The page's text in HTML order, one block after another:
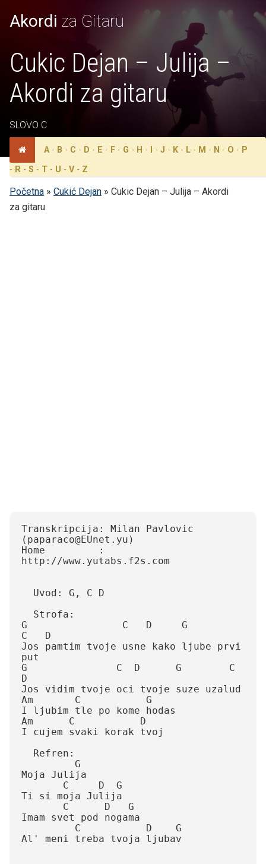
Akordi za Gitaru
Cukic Dejan – Julija –
Akordi za gitaru
SLOVO C
A- B - C - D - E - F - G - H - - J - K - L - M - N - O - P
- R - S - T - U - V- Z
Početna » Cukić Dejan » Cukic Dejan – Julija – Akordi
za gitaru
Transkripcija: Milan Pavlovic
(paparaco@EUnet.yu)
Home         :
http://www.yutabs.f2s.com
G                C   D     G
C   D
Jos pamtim tvoje usne kako ljube prvi
put
G               C  D      G        C
D
Jos vidim tvoje oci tvoje suze uzalud
Am       C           G
I ljubim tle po kome hodas
Am      C           D
I cujem svaki korak tvoj
Moja Julija
Ti si moja Julija
Imam svet pod nogama
Al' meni treba tvoja ljubav